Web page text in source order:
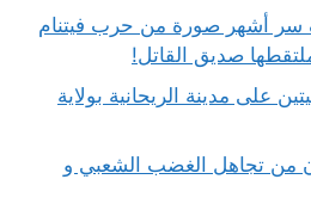
أشهر صورة من حرب فيتنام
صديق القاتل!
على مدينة الريحانية بولاية
من تجاهل الغضب الشعبي و